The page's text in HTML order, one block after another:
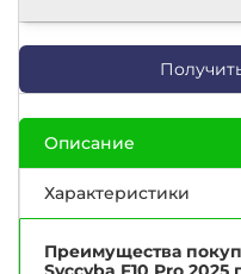
Описание
Характеристики
Преимущества